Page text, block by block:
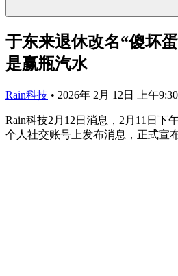
于东来退休改名“傻坏
是赢瓶汽水
Rain科技 • 2026年 2月 12日 上午9:30
Rain科技2月12日消息，2月11日下
个人社交账号上发布消息，正式宣